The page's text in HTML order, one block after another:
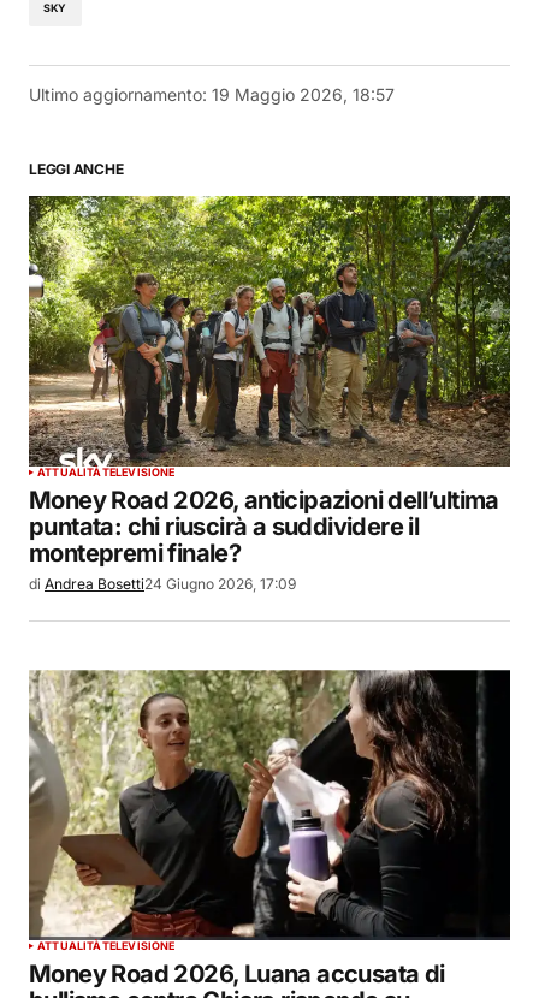
SKY
Ultimo aggiornamento: 19 Maggio 2026, 18:57
LEGGI ANCHE
ATTUALITÀTELEVISIONE
Money Road 2026, anticipazioni dell’ultima
puntata: chi riuscirà a suddividere il
montepremi finale?
di Andrea Bosetti24 Giugno 2026, 17:09
ATTUALITÀTELEVISIONE
Money Road 2026, Luana accusata di